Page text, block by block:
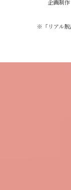
企画制
※「リアル脱